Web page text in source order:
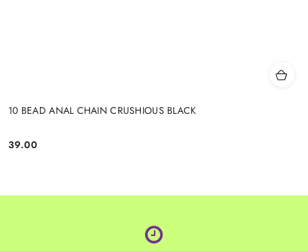
10 BEAD ANAL CHAIN CRUSHIOUS BLACK
Cena:
39.00